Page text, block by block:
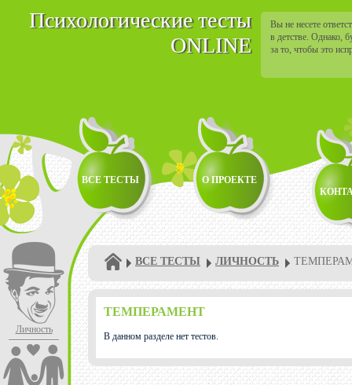
Психологические тесты
ONLINE
Вы не несете
в детстве. Однако,
за то, чтобы это
ВСЕ ТЕСТЫ
О ПРОЕКТЕ
Личность
ВСЕ ТЕСТЫ ЛИЧНОСТЬ
ТЕМПЕРАМЕНТ
В данном разделе нет тестов.